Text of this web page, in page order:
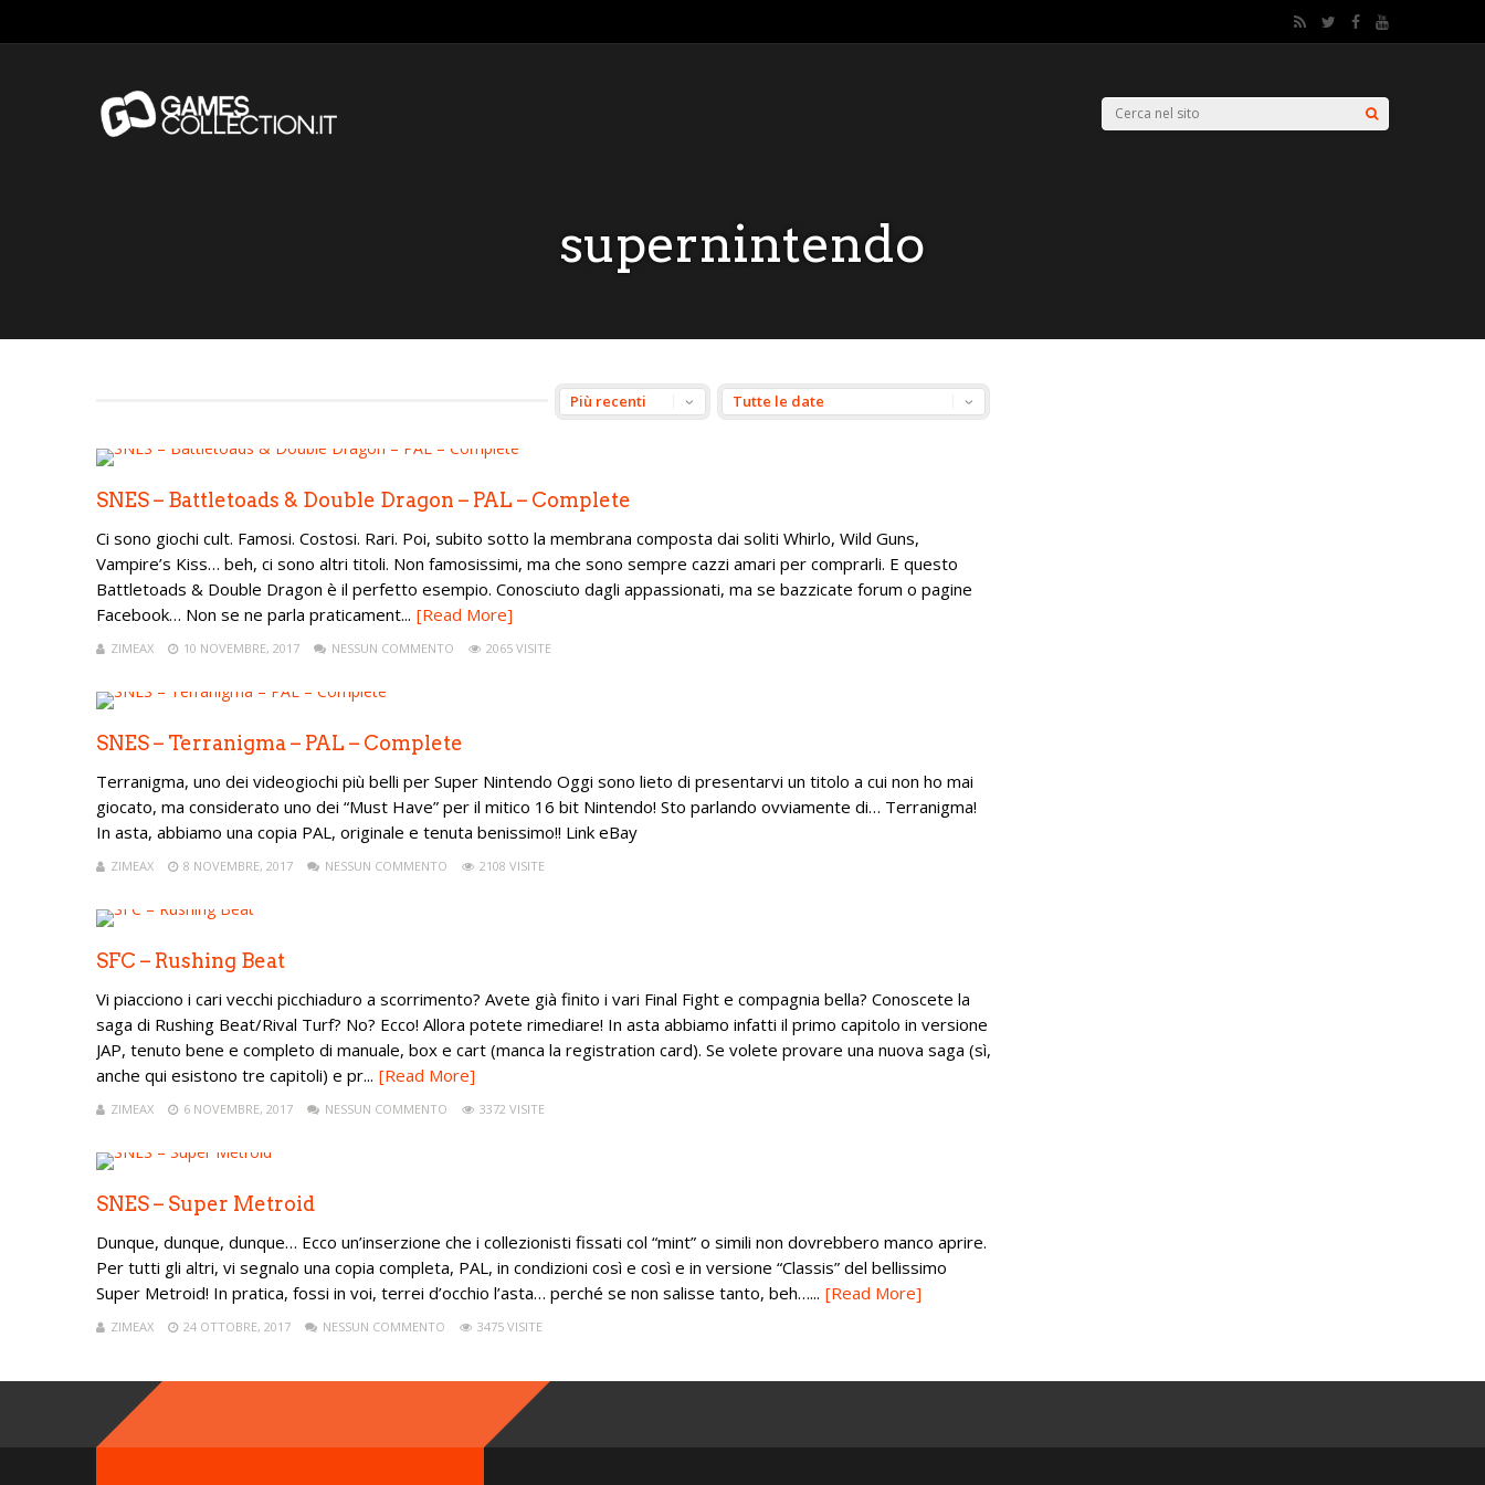
supernintendo
SNES – Battletoads & Double Dragon – PAL – Complete
Ci sono giochi cult. Famosi. Costosi. Rari. Poi, subito sotto la membrana composta dai soliti Whirlo, Wild Guns,
Vampire’s Kiss… beh, ci sono altri titoli. Non famosissimi, ma che sono sempre cazzi amari per comprarli. E questo
Battletoads & Double Dragon è il perfetto esempio. Conosciuto dagli appassionati, ma se bazzicate forum o pagine
Facebook… Non se ne parla praticament... [Read More]
ZIMEAX 10 NOVEMBRE, 2017 NESSUN COMMENTO 2065 VISITE
SNES – Terranigma – PAL – Complete
Terranigma, uno dei videogiochi più belli per Super Nintendo Oggi sono lieto di presentarvi un titolo a cui non ho mai
giocato, ma considerato uno dei “Must Have” per il mitico 16 bit Nintendo! Sto parlando ovviamente di… Terranigma!
In asta, abbiamo una copia PAL, originale e tenuta benissimo!! Link eBay
ZIMEAX 8 NOVEMBRE, 2017 NESSUN COMMENTO 2108 VISITE
SFC – Rushing Beat
Vi piacciono i cari vecchi picchiaduro a scorrimento? Avete già finito i vari Final Fight e compagnia bella? Conoscete la
saga di Rushing Beat/Rival Turf? No? Ecco! Allora potete rimediare! In asta abbiamo infatti il primo capitolo in versione
JAP, tenuto bene e completo di manuale, box e cart (manca la registration card). Se volete provare una nuova saga (sì,
anche qui esistono tre capitoli) e pr... [Read More]
ZIMEAX 6 NOVEMBRE, 2017 NESSUN COMMENTO 3372 VISITE
SNES – Super Metroid
Dunque, dunque, dunque… Ecco un’inserzione che i collezionisti fissati col “mint” o simili non dovrebbero manco aprire.
Per tutti gli altri, vi segnalo una copia completa, PAL, in condizioni così e così e in versione “Classis” del bellissimo
Super Metroid! In pratica, fossi in voi, terrei d’occhio l’asta… perché se non salisse tanto, beh…... [Read More]
ZIMEAX 24 OTTOBRE, 2017 NESSUN COMMENTO 3475 VISITE